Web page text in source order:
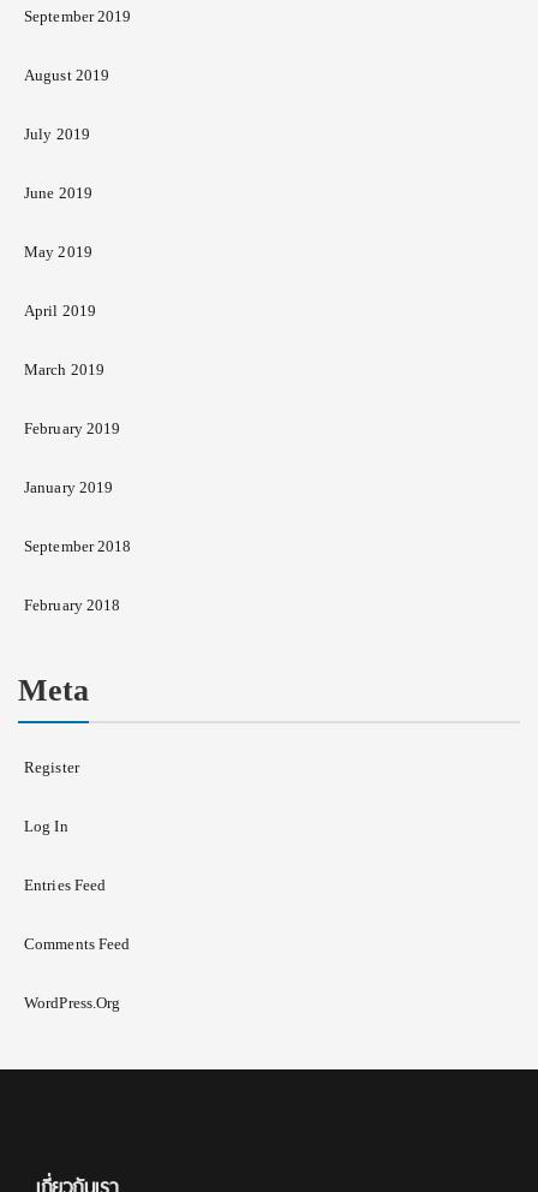
September 2019
August 2019
July 2019
June 2019
May 2019
April 2019
March 2019
February 2019
January 2019
September 2018
February 2018
Meta
Register
Log In
Entries Feed
Comments Feed
WordPress.org